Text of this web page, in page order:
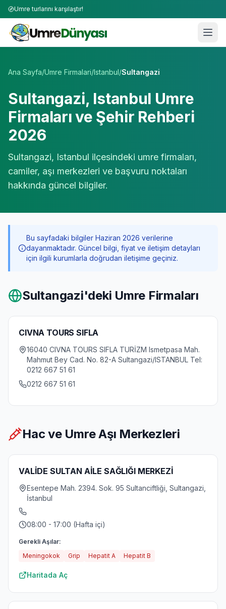
Umre turlarını karşılaştır!
Ana Sayfa/Umre Firmalari/Istanbul/Sultangazi
Sultangazi, Istanbul Umre
Firmaları ve Şehir Rehberi
2026
Sultangazi, Istanbul ilçesindeki umre firmaları,
camiler, aşı merkezleri ve başvuru noktaları
hakkında güncel bilgiler.
Bu sayfadaki bilgiler Haziran 2026 verilerine
dayanmaktadır. Güncel bilgi, fiyat ve iletişim detayları
için ilgili kurumlarla doğrudan iletişime geçiniz.
Sultangazi'deki Umre Firmaları
CIVNA TOURS SIFLA
16040 CIVNA TOURS SIFLA TURİZM Ismetpasa Mah.
Mahmut Bey Cad. No. 82-A Sultangazi/ISTANBUL Tel:
0212 667 51 61
0212 667 51 61
Hac ve Umre Aşı Merkezleri
VALİDE SULTAN AİLE SAĞLIĞI MERKEZİ
Esentepe Mah. 2394. Sok. 95 Sultanciftliği, Sultangazi,
İstanbul
08:00 - 17:00 (Hafta içi)
Gerekli Aşılar:
Meningokok
Grip Hepatit A Hepatit B
Haritada Aç